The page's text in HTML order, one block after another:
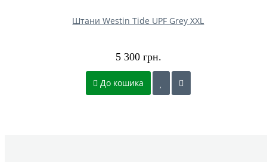
Штани Westin Tide UPF Grey XXL
5 300 грн.
До кошика